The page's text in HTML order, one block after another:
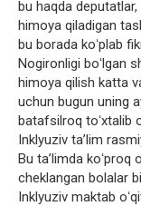
bu haqda
himoya qiladigan
bu borada koʻplab
Nogironligi boʻlgan
himoya qilish katta
uchun bugun uning
batafsilroq toʻxtalib
Inklyuziv taʼlim
Bu taʼlimda koʻproq
cheklangan bolalar
Inklyuziv maktab